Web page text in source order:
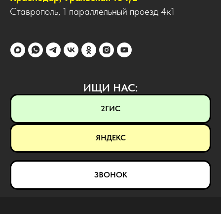
Ставрополь, 1 параллельный проезд 4к1
ИЩИ НАС:
2ГИС
ЯНДЕКС
ЗВОНОК